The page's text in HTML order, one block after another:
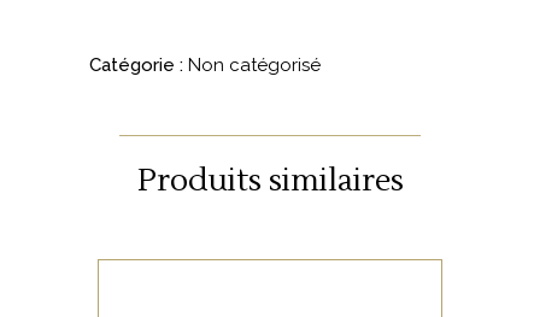
Catégorie : Non catégorisé
Produits similaires